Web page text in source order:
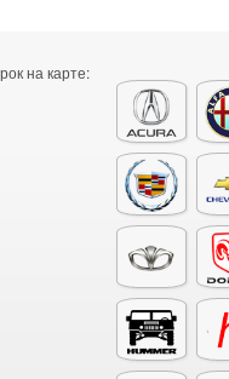
на карте: